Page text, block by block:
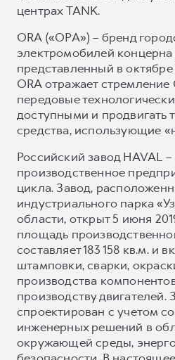
центрах TANK.
ORA («ОРА») – бренд
электромобилей
представленный в
ORA отражает стремление
передовые
доступными и продвигать
средства, использующие
Российский завод HAVAL
производственное
цикла. Завод,
индустриального парка
области, открыт 5 июня
площадь
составляет 183 158 кв.м. и
штамповки, сварки,
производства
производству двигателей.
спроектирован с учетом
инженерных решений в
окружающей среды,